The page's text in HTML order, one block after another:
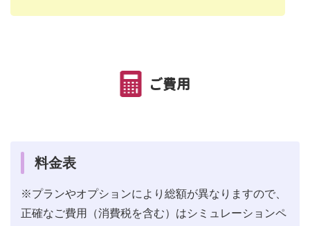
ご費用
料金表
※プランやオプションにより総額が異なりますので、
正確なご費用（消費税を含む）はシミュレーションペ